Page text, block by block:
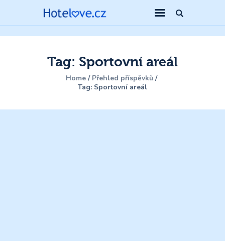
Tag: Sportovní areál
Home
Přehled příspěvků
Tag: Sportovní areál